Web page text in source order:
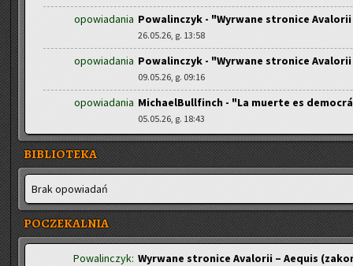
opowiadania Powalinczyk - "Wyrwane stronice Avalorii
26.05.26, g. 13:58
opowiadania Powalinczyk - "Wyrwane stronice Avalorii
09.05.26, g. 09:16
opowiadania MichaelBullfinch - "La muerte es
05.05.26, g. 18:43
BIBLIOTEKA
Brak opo­wia­dań
POCZEKALNIA
Powalinczyk: Wyrwane stronice Avalorii – Aequis